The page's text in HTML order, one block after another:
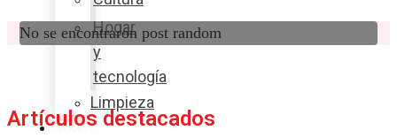
Hogar
y
tecnología
Limpieza
Cocina
No se encontraron post random
Artículos destacados